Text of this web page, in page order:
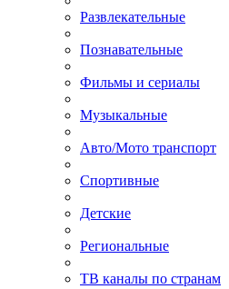
Развлекательные
Познавательные
Фильмы и сериалы
Музыкальные
Авто/Мото транспорт
Спортивные
Детские
Региональные
ТВ каналы по странам